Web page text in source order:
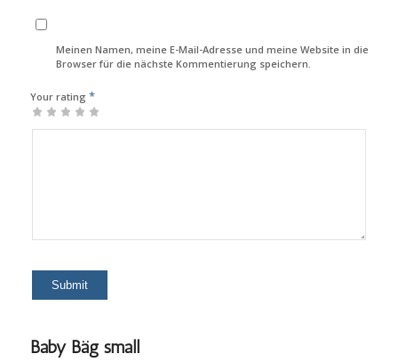
Meinen Namen, meine E-Mail-Adresse und meine Website in diesem
Browser für die nächste Kommentierung speichern.
Your rating *
1
2
3
4
5
Baby Bäg small